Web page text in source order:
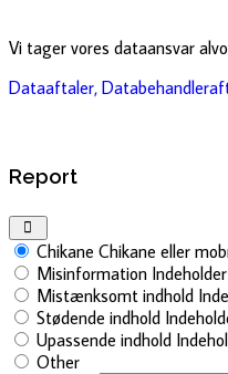
Vi tager vores dataansvar
Dataaftaler,
Report
Chikane Chikane eller
Misinformation
Mistænksomt indhold
Stødende indhold
Upassende indhold
Other